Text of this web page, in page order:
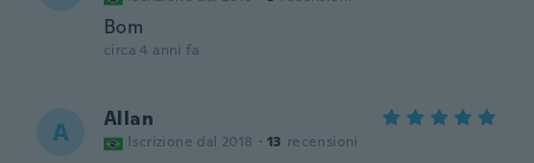
Bom
circa 4 anni fa
A Allan
Iscrizione dal 2018 · 13 recensioni